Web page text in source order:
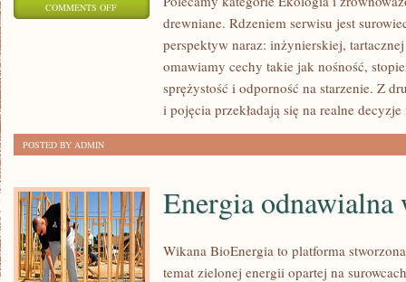
COMMENTS OFFON
INSPIRACJEdrewniane. Rdzeniem serwisu jest
perspektyw naraz: inżynierskiej,
omawiamy cechy takie jak nośność,
sprężystość i odporność na starzenie. Z
i pojęcia przekładają się na realne
POSTED BY ADMIN
Energia odnawialna
Wikana BioEnergia to platforma
temat zielonej energii opartej na